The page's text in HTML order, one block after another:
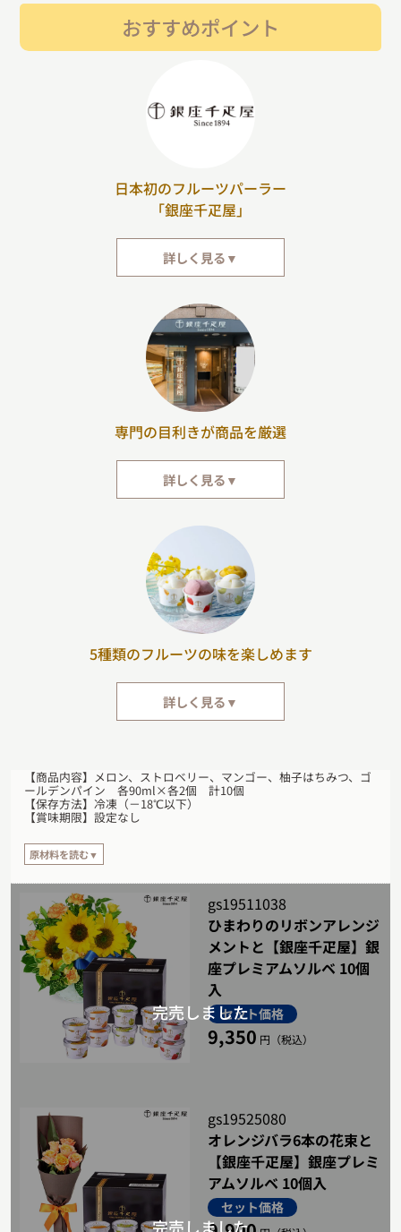
おすすめポイント
日本初のフルーツパーラー
「銀座千疋屋」
詳しく見る▼
が、日本で初めてフルーツパーラーを開業した「銀座千疋屋」です。今もな
お伝統を守りながら、果物の新しい楽しみ方やスイーツといった、オリジナ
ルの味を提供し続けています。
専門の目利きが商品を厳選
詳しく見る▼
年）に創業いたしました。「数を求めず、質を尊ぶ」という創業当時からの
想いを今も脈々と受け継ぎ、触感と味覚をもとに専門の目利きが一点一点商
5種類のフルーツの味を楽しめます
詳しく見る▼
2. ストロベリー：厳選したストロベリーに、レモン果汁をひと絞り。イチ
ゴをほおばったときのような、フルーティな甘みと酸味の絶妙なバランスが
楽しめます。
したソルベ。濃厚な中にもサッパリとした果実感を楽しめます。
4. 柚子はちみつ：カナダ産の最高級はちみつと、香り高い国産柚子の果肉
がたっぷり入った爽やかな甘さのソルベです。
5. ゴールデンパイン：ジューシーで濃厚な甘みを含んだ、ゴールデンパイン
の果汁をたっぷりと使用しました。
【商品内容】メロン、ストロベリー、マンゴー、柚子はちみつ、ゴ
ールデンパイン 各90ml×各2個 計10個
【保存方法】冷凍（－18℃以下）
【賞味期限】設定なし
原材料を読む▼
【原材料】
メロン：メロンピューレ（国内製造）、砂糖、水あめ、洋酒、香料、安定剤
（増粘多糖類）
ストロベリー：いちごピューレ（国内製造）、砂糖、レモン果汁、洋酒、水あ
め、安定剤（増粘多糖類）、香料
柚子はちみつ：柚子果汁（国内製造）、砂糖、はちみつ、柚子皮シロップ漬
け、クリーム（乳成分を含む）、乳化剤、安定剤（増粘多糖類）
ゴールデンパインアップル：パインアップル果汁（コスタリカ製造）、砂糖、
パインアップルシロップ漬け、グルコマンナン、クリーム（乳成分を含む）、洋
酒、乳化剤、安定剤（増粘多糖類）、香料、酸味料
gs19511038
ひまわりのリボンアレンジ
メントと【銀座千疋屋】銀
座プレミアムソルベ 10個
入
セット価格
9,350 円（税込）
gs19525080
オレンジバラ6本の花束と
【銀座千疋屋】銀座プレミ
アムソルベ 10個入
セット価格